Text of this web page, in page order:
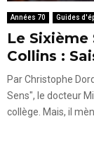
Années 70 Guides
Le Sixième
Collins :
Par Christophe
Sens", le docteur
collège. Mais, il